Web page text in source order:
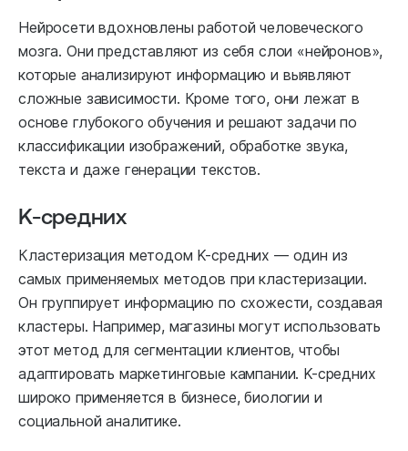
Нейросети вдохновлены работой человеческого
мозга. Они представляют из себя слои «нейронов»,
которые анализируют информацию и выявляют
сложные зависимости. Кроме того, они лежат в
основе глубокого обучения и решают задачи по
классификации изображений, обработке звука,
текста и даже генерации текстов.
K-средних
Кластеризация методом K-средних — один из
самых применяемых методов при кластеризации.
Он группирует информацию по схожести, создавая
кластеры. Например, магазины могут использовать
этот метод для сегментации клиентов, чтобы
адаптировать маркетинговые кампании. K-средних
широко применяется в бизнесе, биологии и
социальной аналитике.